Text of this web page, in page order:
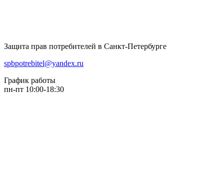
Защита прав потребителей в Санкт-Петербурге
spbpotrebitel@yandex.ru
График работы
пн-пт 10:00-18:30